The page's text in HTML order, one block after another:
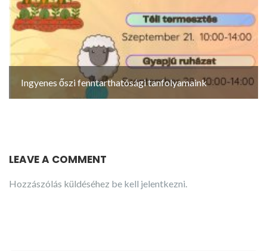
Ingyenes őszi fenntarthatósági tanfolyamaink
LEAVE A COMMENT
Hozzászólás küldéséhez be kell jelentkezni.